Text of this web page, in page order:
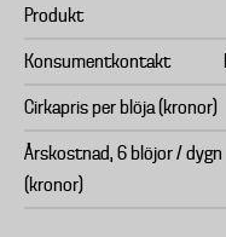
Produkt
Konsumentkontakt
Cirkapris per blöja (kronor)
Årskostnad, 6 blöjor / dygn
(kronor)